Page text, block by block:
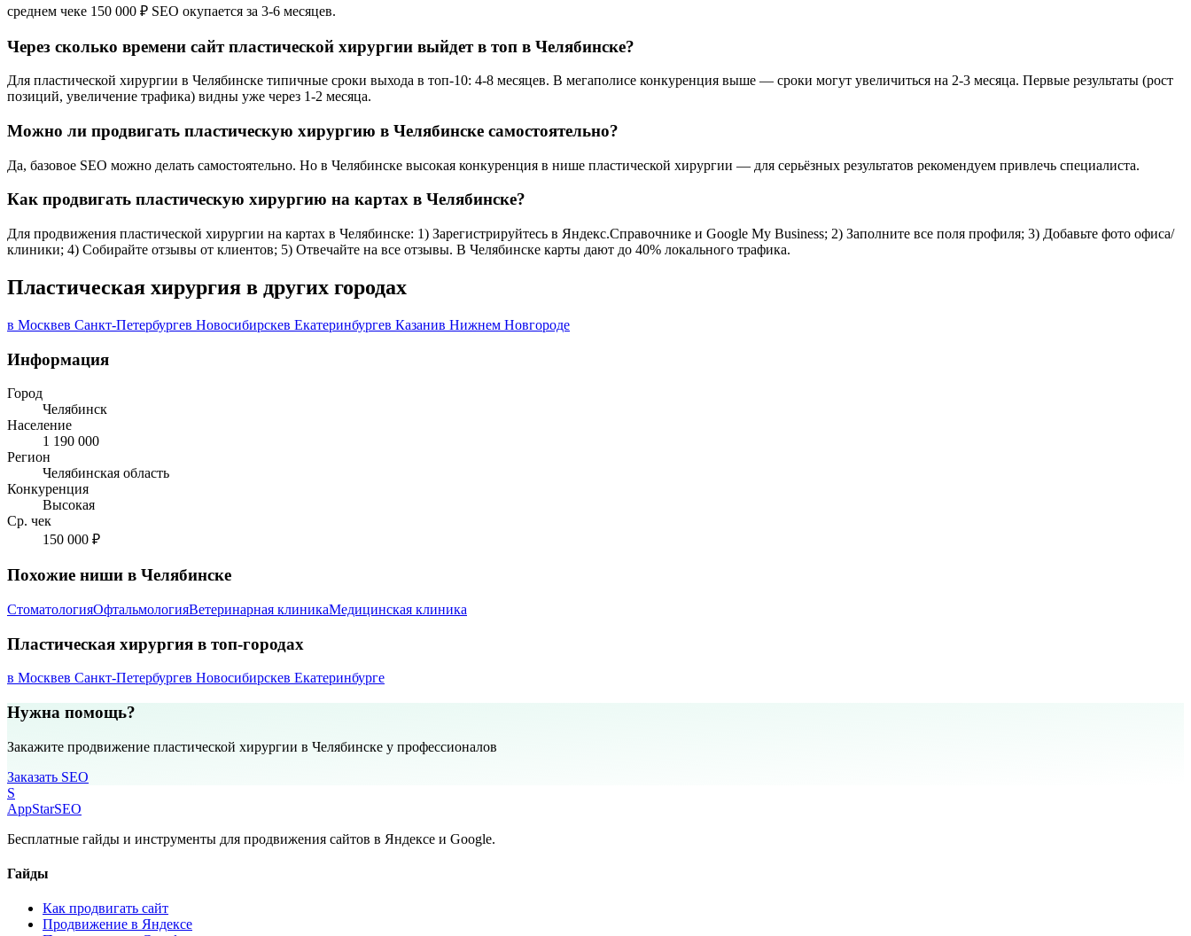
среднем чеке 150 000 ₽ SEO окупается за 3-6 месяцев.
Через сколько времени сайт пластической хирургии выйдет в топ в Челябинске?
Для пластической хирургии в Челябинске типичные сроки выхода в топ-10: 4-8 месяцев. В мегаполисе конкуренция выше — сроки могут увеличиться на 2-3 месяца. Первые результаты (рост
позиций, увеличение трафика) видны уже через 1-2 месяца.
Можно ли продвигать пластическую хирургию в Челябинске самостоятельно?
Да, базовое SEO можно делать самостоятельно. Но в Челябинске высокая конкуренция в нише пластической хирургии — для серьёзных результатов рекомендуем привлечь специалиста.
Как продвигать пластическую хирургию на картах в Челябинске?
Для продвижения пластической хирургии на картах в Челябинске: 1) Зарегистрируйтесь в Яндекс.Справочнике и Google My Business; 2) Заполните все поля профиля; 3) Добавьте фото офиса/
клиники; 4) Собирайте отзывы от клиентов; 5) Отвечайте на все отзывы. В Челябинске карты дают до 40% локального трафика.
Пластическая хирургия в других городах
в Москвев Санкт-Петербургев Новосибирскев Екатеринбургев Казанив Нижнем Новгороде
Информация
Город
Челябинск
Население
1 190 000
Регион
Челябинская область
Конкуренция
Высокая
Ср. чек
150 000 ₽
Похожие ниши в Челябинске
СтоматологияОфтальмологияВетеринарная клиникаМедицинская клиника
Пластическая хирургия в топ-городах
в Москвев Санкт-Петербургев Новосибирскев Екатеринбурге
Нужна помощь?
Закажите продвижение пластической хирургии в Челябинске у профессионалов
Заказать SEO
S
AppStarSEO
Бесплатные гайды и инструменты для продвижения сайтов в Яндексе и Google.
Гайды
Как продвигать сайт
Продвижение в Яндексе